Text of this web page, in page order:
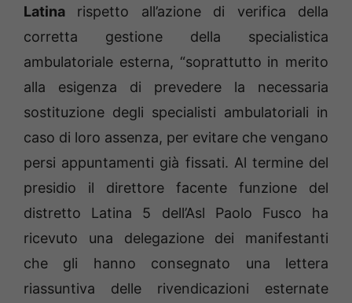
Latina rispetto all’azione di verifica della
corretta gestione della specialistica
ambulatoriale esterna, “soprattutto in merito
alla esigenza di prevedere la necessaria
sostituzione degli specialisti ambulatoriali in
caso di loro assenza, per evitare che vengano
persi appuntamenti già fissati. Al termine del
presidio il direttore facente funzione del
distretto Latina 5 dell’Asl Paolo Fusco ha
ricevuto una delegazione dei manifestanti
che gli hanno consegnato una lettera
riassuntiva delle rivendicazioni esternate